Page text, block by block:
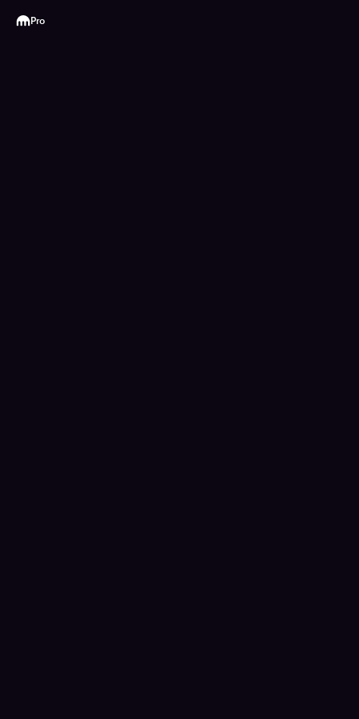
Kraken
Pro